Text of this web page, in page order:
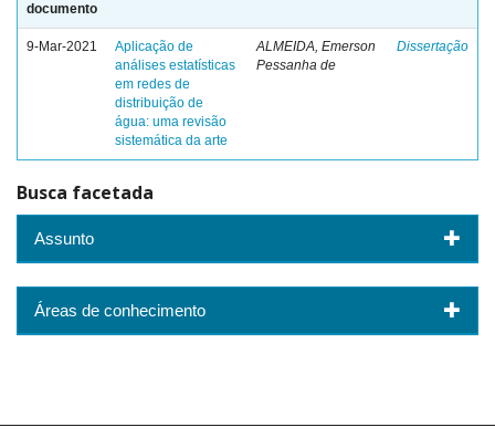
documento
9-Mar-2021
Aplicação de
análises estatísticas
em redes de
distribuição de
água: uma revisão
sistemática da arte
ALMEIDA, Emerson
Pessanha de
Dissertação
Busca facetada
Assunto
Áreas de conhecimento